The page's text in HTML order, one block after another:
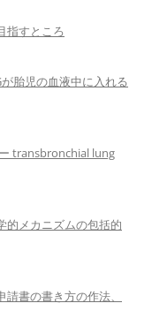
指すところ
胎児の血液中に入れる
transbronchial lung
的メカニズムの包括的
書の書き方の作法、